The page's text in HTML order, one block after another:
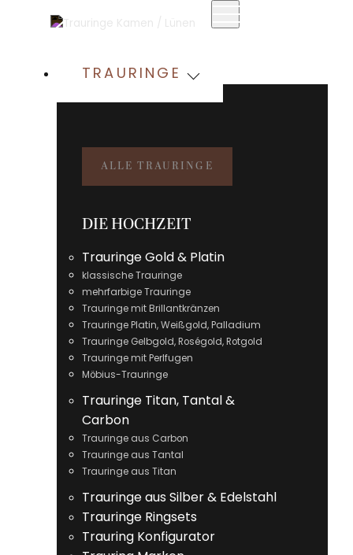
TRAURINGE
ALLE TRAURINGE
DIE HOCHZEIT
Trauringe Gold & Platin
klassische Trauringe
mehrfarbige Trauringe
Trauringe mit Brillantkränzen
Trauringe Platin, Weißgold, Palladium
Trauringe Gelbgold, Roségold, Rotgold
Trauringe mit Perlfugen
Möbius-Trauringe
Trauringe Titan, Tantal &
Carbon
Trauringe aus Carbon
Trauringe aus Tantal
Trauringe aus Titan
Trauringe aus Silber & Edelstahl
Trauringe Ringsets
Trauring Konfigurator